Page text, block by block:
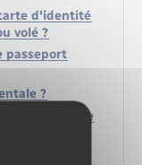
d'identité
volé ?
passeport
?
peut-elle